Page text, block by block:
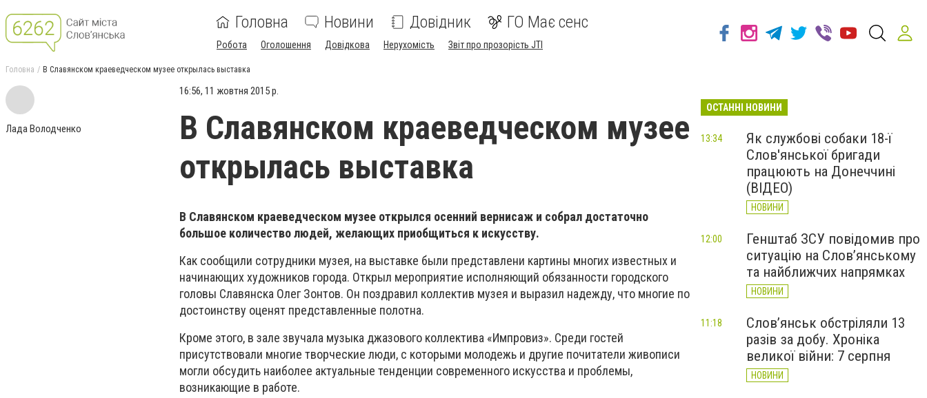
Головна Новини Довідник ГО Має сенс
Робота Оголошення Довідкова Нерухомість Звіт про прозорість JTI
Головна В Славянском краеведческом музее открылась выставка
Лада Володченко
16:56, 11 жовтня 2015 р.
В Славянском краеведческом музее
открылась выставка
В Славянском краеведческом музее открылся осенний вернисаж и собрал достаточно
большое количество людей, желающих приобщиться к искусству.
Как сообщили сотрудники музея, на выставке были представлени картины многих известных и
начинающих художников города. Открыл мероприятие исполняющий обязанности городского
головы Славянска Олег Зонтов. Он поздравил коллектив музея и выразил надежду, что многие по
достоинству оценят представленные полотна.
Кроме этого, в зале звучала музыка джазового коллектива «Импровиз». Среди гостей
присутствовали многие творческие люди, с которыми молодежь и другие почитатели живописи
могли обсудить наиболее актуальные тенденции современного искусства и проблемы,
возникающие в работе.
ОСТАННІ НОВИНИ
Як службові собаки 18-ї
Слов'янської бригади
працюють на Донеччині
(ВІДЕО)
НОВИНИ
13:34
Генштаб ЗСУ повідомив про
ситуацію на Слов’янському
та найближчих напрямках
НОВИНИ
12:00
Слов’янськ обстріляли 13
разів за добу. Хроніка
великої війни: 7 серпня
НОВИНИ
11:18